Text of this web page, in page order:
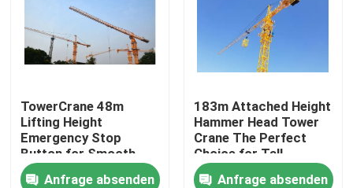
Startseite
TowerCrane 48m
Lifting Height
Emergency Stop
Button for Smooth
and Safe Construction
Anfrage absenden
183m Attached Height
Hammer Head Tower
Crane The Perfect
Choice for Tall
Structures
Anfrage absenden